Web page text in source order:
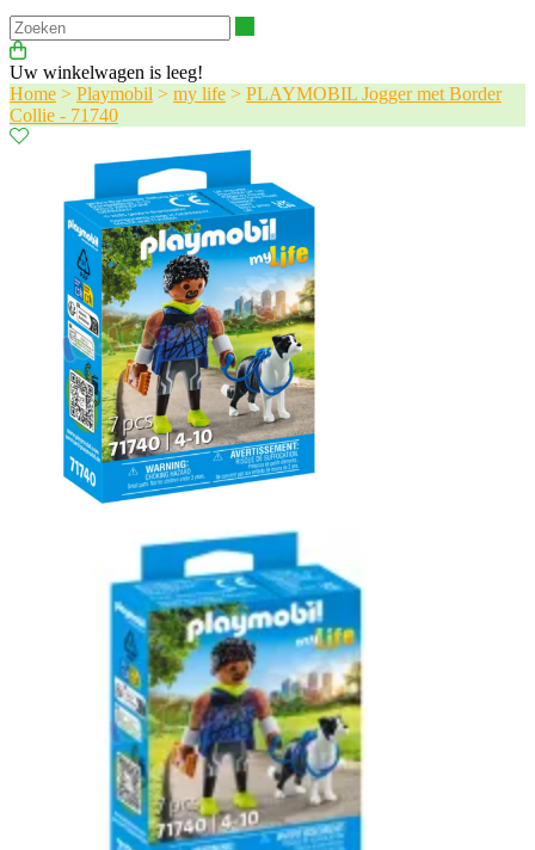
Uw winkelwagen is leeg!
Home > Playmobil > my life > PLAYMOBIL Jogger met Border
Collie - 71740